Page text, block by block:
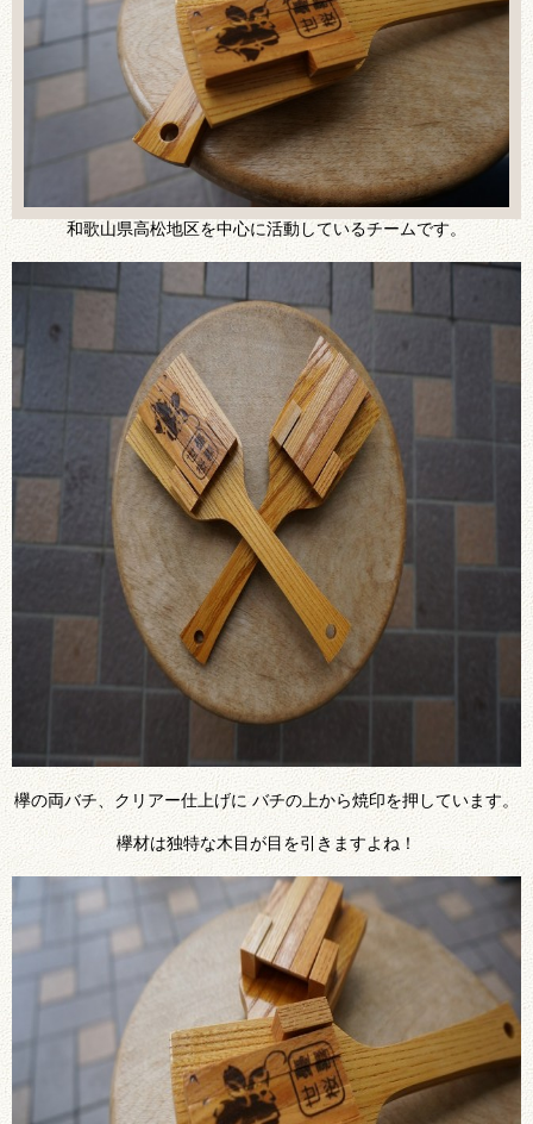
和歌山県高松地区を中心に活動しているチームです。
欅の両バチ、クリアー仕上げに バチの上から焼印を押しています。
欅材は独特な木目が目を引きますよね！